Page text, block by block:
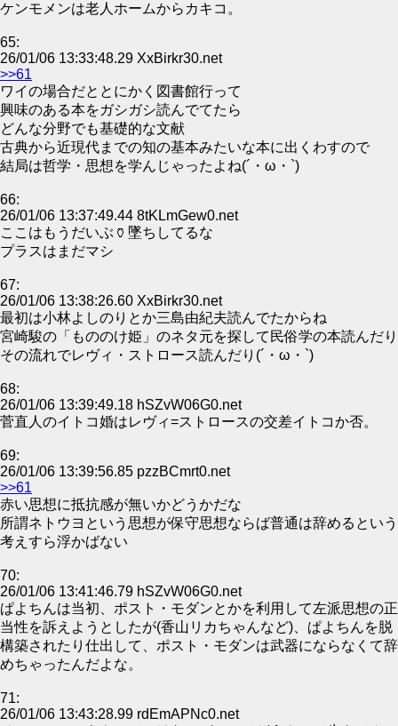
ケンモメンは老人ホームからカキコ。
65:
26/01/06 13:33:48.29 XxBirkr30.net
>>61
ワイの場合だととにかく図書館行って
興味のある本をガシガシ読んでてたら
どんな分野でも基礎的な文献
古典から近現代までの知の基本みたいな本に出くわすので
結局は哲学・思想を学んじゃったよね(´・ω・`)
66:
26/01/06 13:37:49.44 8tKLmGew0.net
ここはもうだいぶ🏺墜ちしてるな
プラスはまだマシ
67:
26/01/06 13:38:26.60 XxBirkr30.net
最初は小林よしのりとか三島由紀夫読んでたからね
宮崎駿の「もののけ姫」のネタ元を探して民俗学の本読んだり
その流れでレヴィ・ストロース読んだり(´・ω・`)
68:
26/01/06 13:39:49.18 hSZvW06G0.net
菅直人のイトコ婚はレヴィ=ストロースの交差イトコか否。
69:
26/01/06 13:39:56.85 pzzBCmrt0.net
>>61
赤い思想に抵抗感が無いかどうかだな
所謂ネトウヨという思想が保守思想ならば普通は辞めるという
考えすら浮かばない
70:
26/01/06 13:41:46.79 hSZvW06G0.net
ぱよちんは当初、ポスト・モダンとかを利用して左派思想の正
当性を訴えようとしたが(香山リカちゃんなど)、ぱよちんを脱
構築されたり仕出して、ポスト・モダンは武器にならなくて辞
めちゃったんだよな。
71:
26/01/06 13:43:28.99 rdEmAPNc0.net